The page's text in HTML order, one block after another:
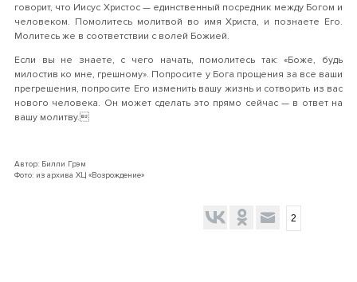
говорит, что Иисус Христос — единственный посредник между Богом и
человеком. Помолитесь молитвой во имя Христа, и познаете Его.
Молитесь же в соответствии с волей Божией.
Если вы не знаете, с чего начать, помолитесь так: «Боже, будь
милостив ко мне, грешному». Попросите у Бога прощения за все ваши
прегрешения, попросите Его изменить вашу жизнь и сотворить из вас
нового человека. Он может сделать это прямо сейчас — в ответ на
вашу молитву.
Автор: Билли Грэм
Фото: из архива ХЦ «Возрождение»
2